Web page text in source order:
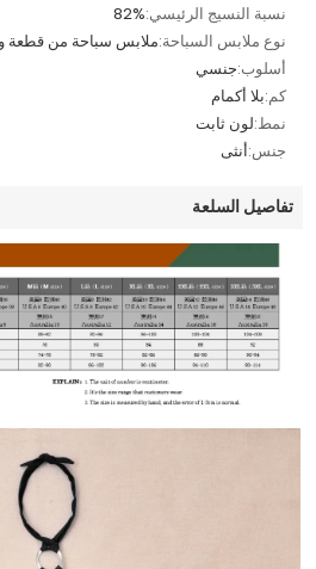
نسبة النسيج الرئيسي:82%
نوع ملابس السباحة:ملابس سباحة من قطعة
أسلوب:جنسي
كم:بلا أكمام
نمط:لون ثابت
جنس:أنثى
تفاصيل السلعة